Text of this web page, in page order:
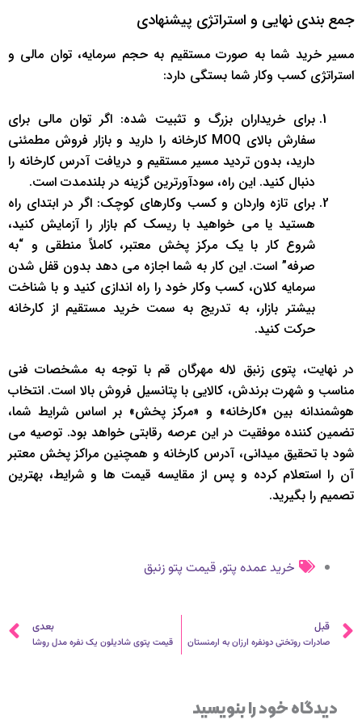
جمع بندی نهایی و استراتژی پیشنهادی
مسیر خرید شما به صورت مستقیم به حجم سرمایه، توان مالی و
استراتژی کسب وکار شما بستگی دارد:
برای خریداران بزرگ و تثبیت شده: اگر توان مالی برای
سفارش بالای MOQ کارخانه را دارید و بازار فروش مطمئنی
دارید، بدون تردید مسیر مستقیم و دریافت آدرس کارخانه را
دنبال کنید. این راه، سودآورترین گزینه در بلندمدت است.
برای تازه واردان و کسب وکارهای کوچک: اگر در ابتدای راه
هستید یا می خواهید با ریسک کم بازار را آزمایش کنید،
شروع کار با یک مرکز پخش معتبر، کاملاً منطقی و “به
صرفه” است. این کار به شما اجازه می دهد بدون قفل شدن
سرمایه کلان، کسب وکار خود را راه اندازی کنید و با شناخت
بیشتر بازار، به تدریج به سمت خرید مستقیم از کارخانه
حرکت کنید.
در نهایت، پتوی زنبق لاله مهرگان قم با توجه به مشخصات فنی
مناسب و شهرت برندش، کالایی با پتانسیل فروش بالا است. انتخاب
هوشمندانه بین «کارخانه» و «مرکز پخش» بر اساس شرایط شما،
تضمین کننده موفقیت در این عرصه رقابتی خواهد بود. توصیه می
شود با تحقیق میدانی، آدرس کارخانه و همچنین مراکز پخش معتبر
آن را استعلام کرده و پس از مقایسه قیمت ها و شرایط، بهترین
تصمیم را بگیرید.
خرید عمده پتو, قیمت پتو زنبق
قبلی
قبل
صادرات روتختی دونفره ارزان به ارمنستان
بعدی
قیمت پتوی شادیلون یک نفره مدل روشا
دیدگاه‌ خود را بنویسید